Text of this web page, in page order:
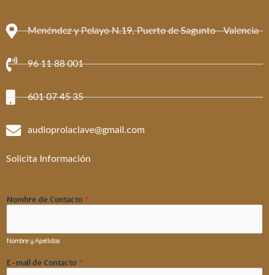
Menéndez y Pelayo N.19, Puerto de Sagunto - Valencia
96 11 88 001
601 07 45 35
audioprolaclave@gmail.com
Solicita Información
Nombre de Contacto *
Nombre y Apellidos
E-mail de Contacto *